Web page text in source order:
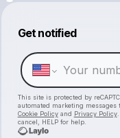
Get notified
This site is protected by
automated marketing messages
Cookie Policyand Privacy Policy.
cancel, HELP for help.